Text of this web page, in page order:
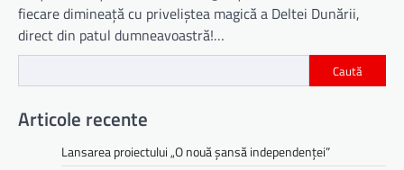
fiecare dimineață cu priveliștea magică a Deltei Dunării,
direct din patul dumneavoastră!…
Caută
Articole recente
Lansarea proiectului „O nouă șansă independenței”